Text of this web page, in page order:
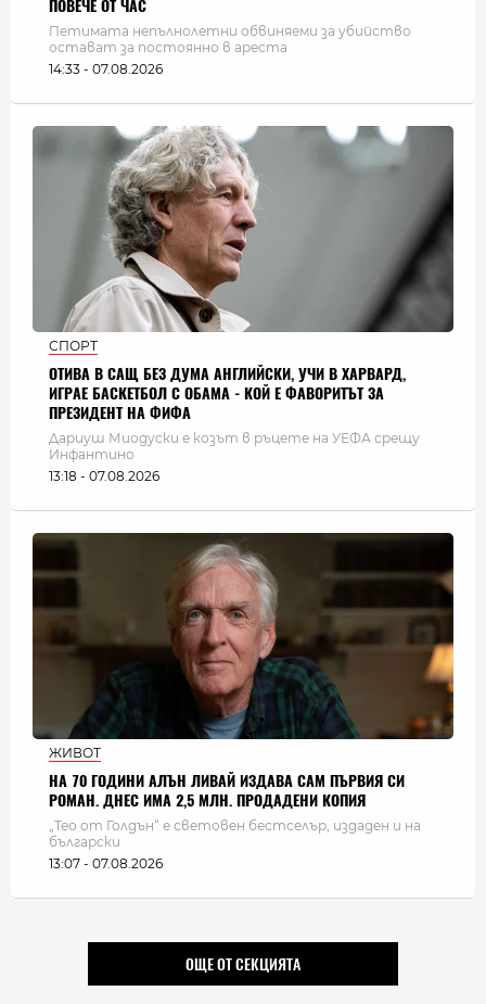
ПОВЕЧЕ ОТ ЧАС
Петимата непълнолетни обвиняеми за убийство
остават за постоянно в ареста
14:33 - 07.08.2026
СПОРТ
ОТИВА В САЩ БЕЗ ДУМА АНГЛИЙСКИ, УЧИ В ХАРВАРД,
ИГРАЕ БАСКЕТБОЛ С ОБАМА - КОЙ Е ФАВОРИТЪТ ЗА
ПРЕЗИДЕНТ НА ФИФА
Дариуш Миодуски е козът в ръцете на УЕФА срещу
Инфантино
13:18 - 07.08.2026
ЖИВОТ
НА 70 ГОДИНИ АЛЪН ЛИВАЙ ИЗДАВА САМ ПЪРВИЯ СИ
РОМАН. ДНЕС ИМА 2,5 МЛН. ПРОДАДЕНИ КОПИЯ
„Тео от Голдън“ е световен бестселър, издаден и на
български
13:07 - 07.08.2026
ОЩЕ ОТ СЕКЦИЯТА